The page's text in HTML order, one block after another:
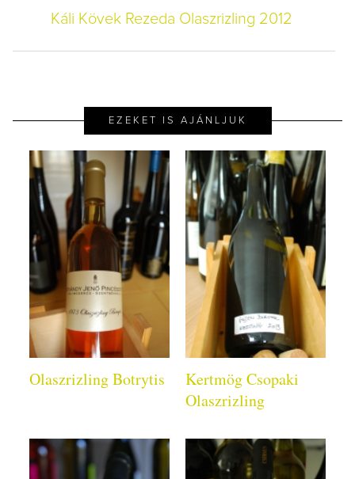
Káli Kövek Rezeda Olaszrizling 2012
EZEKET IS AJÁNLJUK
Olaszrizling Botrytis
Kertmög Csopaki
Olaszrizling